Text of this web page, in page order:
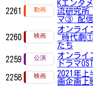
2261
Kエンタ
流研究所
マ③ 配信
2260
オンライ
~時代劇
たち
2259
オンライ
ドラマ
2258
2021年
画企画上